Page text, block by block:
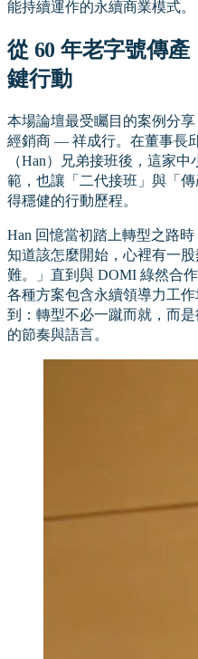
能持續運作的永續商業模式。
從 60 年老字號傳
鍵行動
本場論壇最受矚目的案例分
經銷商 — 祥成行。在董事長
（Han）兄弟接班後，這家
範，也讓「二代接班」與「
得穩健的行動歷程。
Han 回憶當初踏上轉型之路
知道該怎麼開始，心裡有一
難。」直到與 DOMI 綠然合
各種方案包含永續領導力工
到：轉型不必一蹴而就，而
的節奏與語言。